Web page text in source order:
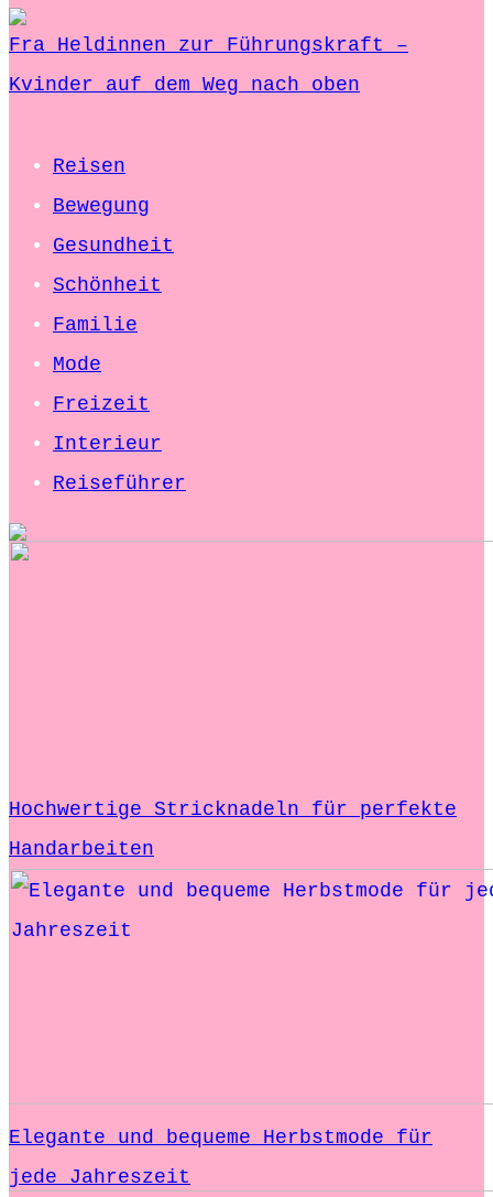
Fra Heldinnen zur Führungskraft –
Kvinder auf dem Weg nach oben
Reisen
Bewegung
Gesundheit
Schönheit
Familie
Mode
Freizeit
Interieur
Reiseführer
Hochwertige Stricknadeln für perfekte
Handarbeiten
Elegante und bequeme Herbstmode für
jede Jahreszeit